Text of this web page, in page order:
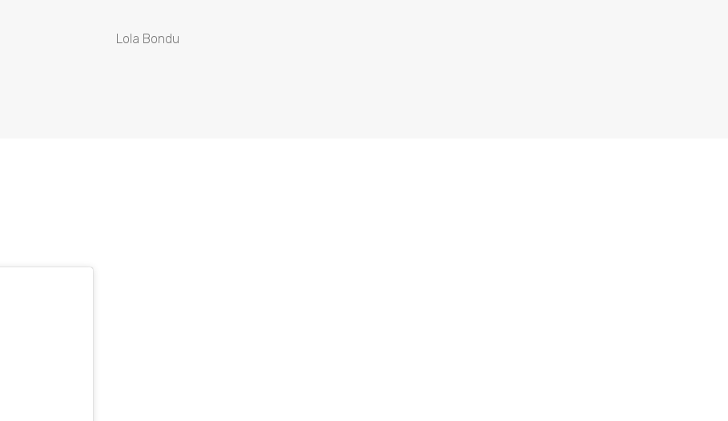
Lola Bondu